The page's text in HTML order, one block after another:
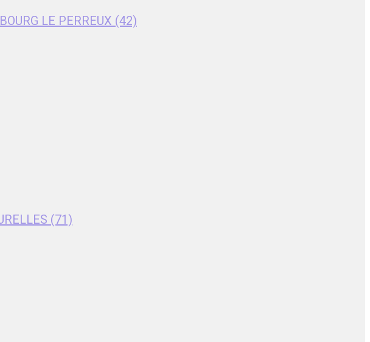
LE PERREUX (42)
(71)